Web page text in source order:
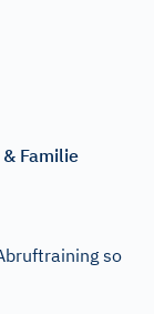
Familie
so